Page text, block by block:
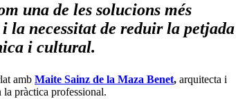
una de les solucions més
necessitat de reduir la petjada
i cultural.
amb Maite Sainz de la Maza Benet, arquitecta i
pràctica professional.